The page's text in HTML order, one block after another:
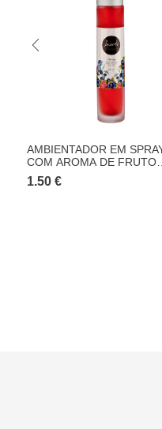
AMBIENTADOR EM
COM AROMA DE FRUTOS
VERMELHOS 100ML
1.50 €